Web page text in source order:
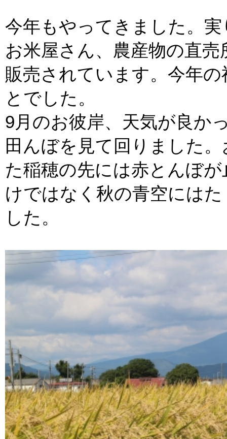
今年もやってきました。
お米屋さん、農産物の直
販売されています。今年
とでした。
9月のお彼岸、天気が良か
田んぼを見て回りました
た稲穂の先には赤とんぼ
けではなく秋の青空には
した。